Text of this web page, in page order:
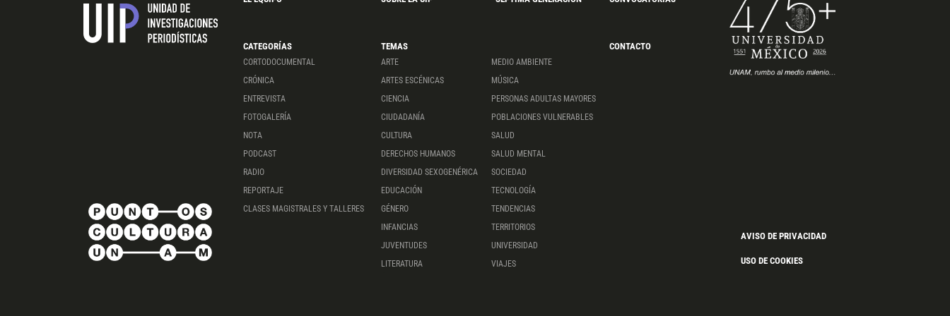
CATEGORÍAS
CORTODOCUMENTAL
CRÓNICA
ENTREVISTA
FOTOGALERÍA
NOTA
PODCAST
RADIO
REPORTAJE
CLASES MAGISTRALES Y TALLERES
TEMAS
ARTE
ARTES ESCÉNICAS
CIENCIA
CIUDADANÍA
CULTURA
DERECHOS HUMANOS
DIVERSIDAD SEXOGENÉRICA
EDUCACIÓN
GÉNERO
INFANCIAS
JUVENTUDES
LITERATURA
MEDIO AMBIENTE
MÚSICA
PERSONAS ADULTAS MAYORES
POBLACIONES VULNERABLES
SALUD
SALUD MENTAL
SOCIEDAD
TECNOLOGÍA
TENDENCIAS
TERRITORIOS
UNIVERSIDAD
VIAJES
CONTACTO
AVISO DE PRIVACIDAD
USO DE COOKIES